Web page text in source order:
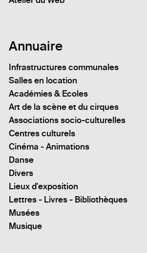
Annuaire
Infrastructures communales
Salles en location
Académies & Ecoles
Art de la scène et du cirques
Associations socio-culturelles
Centres culturels
Cinéma - Animations
Danse
Divers
Lieux d'exposition
Lettres - Livres - Bibliothèques
Musées
Musique